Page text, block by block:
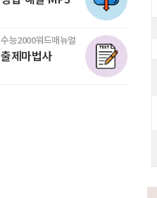
수능2000워드매뉴얼
출제마법사